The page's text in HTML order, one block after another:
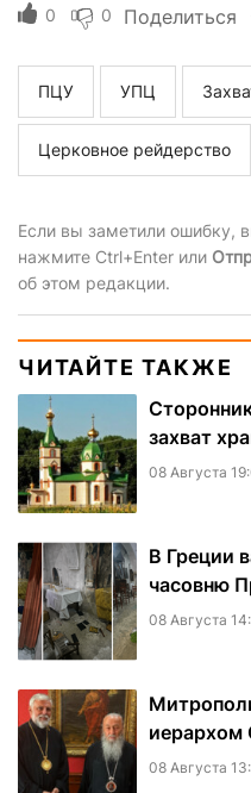
0 0 Поделиться
ПЦУ УПЦ
Церковное рейдерство
Если вы заметили ошибку,
нажмите Ctrl+Enter или
об этом редакции.
ЧИТАЙТЕ ТАКЖЕ
захват
08 Августа
В Греции
часовню
08 Августа
иерархом
08 Августа